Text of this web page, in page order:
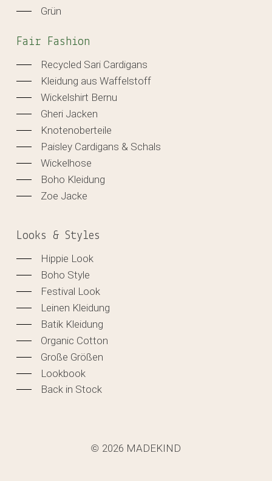
Grün
Fair Fashion
Recycled Sari Cardigans
Kleidung aus Waffelstoff
Wickelshirt Bernu
Gheri Jacken
Knotenoberteile
Paisley Cardigans & Schals
Wickelhose
Boho Kleidung
Zoe Jacke
Looks & Styles
Hippie Look
Boho Style
Festival Look
Leinen Kleidung
Batik Kleidung
Organic Cotton
Große Größen
Lookbook
Back in Stock
© 2026 MADEKIND